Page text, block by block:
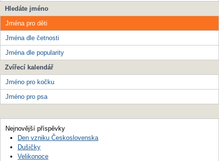
Hledáte jméno
Jména pro děti
Jména dle četnosti
Jména dle popularity
Zvířecí kalendář
Jméno pro kočku
Jméno pro psa
Nejnovější příspěvky
Den vzniku Československa
Dušičky
Velikonoce